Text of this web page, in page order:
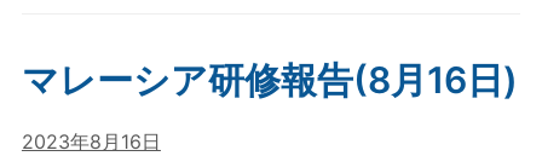
マレーシア研修報告(8月16日)
2023年8月16日